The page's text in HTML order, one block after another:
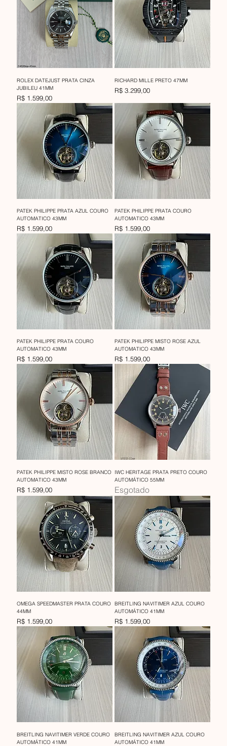
ROLEX DATEJUST PRATA CINZA
JUBILEU 41MM
Preço
R$ 1.599,00
RICHARD MILLE PRETO 47MM
Preço
R$ 3.299,00
PATEK PHILIPPE PRATA AZUL COURO
AUTOMATICO 43MM
Preço
R$ 1.599,00
PATEK PHILIPPE PRATA COURO
AUTOMATICO 43MM
Preço
R$ 1.599,00
PATEK PHILIPPE PRATA COURO
AUTOMATICO 43MM
Preço
R$ 1.599,00
PATEK PHILIPPE MISTO ROSE AZUL
AUTOMATICO 43MM
Preço
R$ 1.599,00
PATEK PHILIPPE MISTO ROSE BRANCO
AUTOMATICO 43MM
Preço
R$ 1.599,00
IWC HERITAGE PRATA PRETO COURO
AUTOMÁTICO 55MM
Esgotado
OMEGA SPEEDMASTER PRATA COURO
44MM
Preço
R$ 1.599,00
BREITLING NAVITIMER AZUL COURO
AUTOMÁTICO 41MM
Preço
R$ 1.599,00
BREITLING NAVITIMER VERDE COURO
AUTOMÁTICO 41MM
BREITLING NAVITIMER AZUL COURO
AUTOMÁTICO 41MM